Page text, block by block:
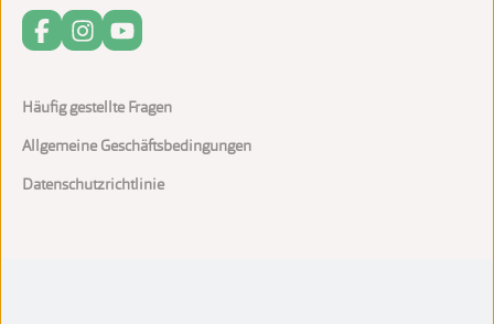
Häufig gestellte Fragen
Allgemeine Geschäftsbedingungen
Datenschutzrichtlinie